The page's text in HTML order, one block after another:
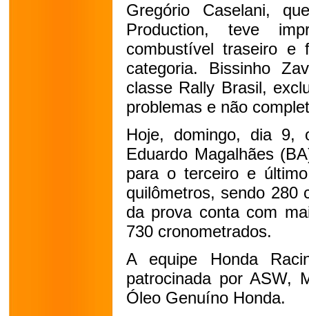
Gregório Caselani,
Production, teve
combustível traseiro e
categoria. Bissinho
classe Rally Brasil,
problemas e não
Hoje, domingo, dia 9,
Eduardo Magalhães
para o terceiro e
quilômetros, sendo 280
da prova conta com
730 cronometrados.
A equipe Honda
patrocinada por ASW,
Óleo Genuíno Honda.